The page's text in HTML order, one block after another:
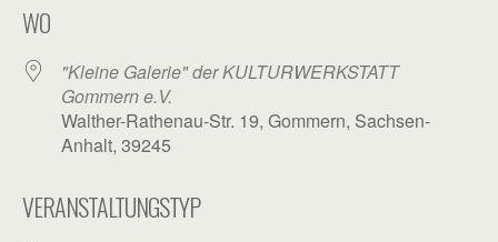
WO
"Kleine Galerie" der KULTURWERKSTATT
Gommern e.V.
Walther-Rathenau-Str. 19, Gommern, Sachsen-
Anhalt, 39245
VERANSTALTUNGSTYP